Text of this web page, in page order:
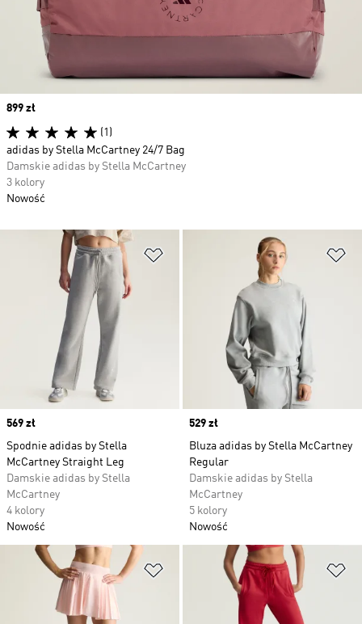
Dodaj do listy życzeń
Price
569 zł
Spodnie adidas by Stella
McCartney Straight Leg
Damskie adidas by Stella
McCartney
4 kolory
Nowość
Price
529 zł
Bluza adidas by Stella McCartney
Regular
Damskie adidas by Stella
McCartney
5 kolory
Nowość
Dodaj do listy życzeń
Price
899 zł
(1)
adidas by Stella McCartney 24/7 Bag
Damskie adidas by Stella McCartney
3 kolory
Nowość